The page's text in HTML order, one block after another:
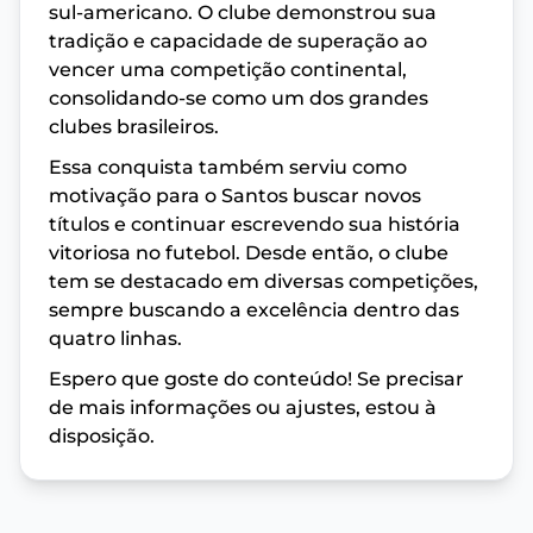
sul-americano. O clube demonstrou sua
tradição e capacidade de superação ao
vencer uma competição continental,
consolidando-se como um dos grandes
clubes brasileiros.
Essa conquista também serviu como
motivação para o Santos buscar novos
títulos e continuar escrevendo sua história
vitoriosa no futebol. Desde então, o clube
tem se destacado em diversas competições,
sempre buscando a excelência dentro das
quatro linhas.
Espero que goste do conteúdo! Se precisar
de mais informações ou ajustes, estou à
disposição.